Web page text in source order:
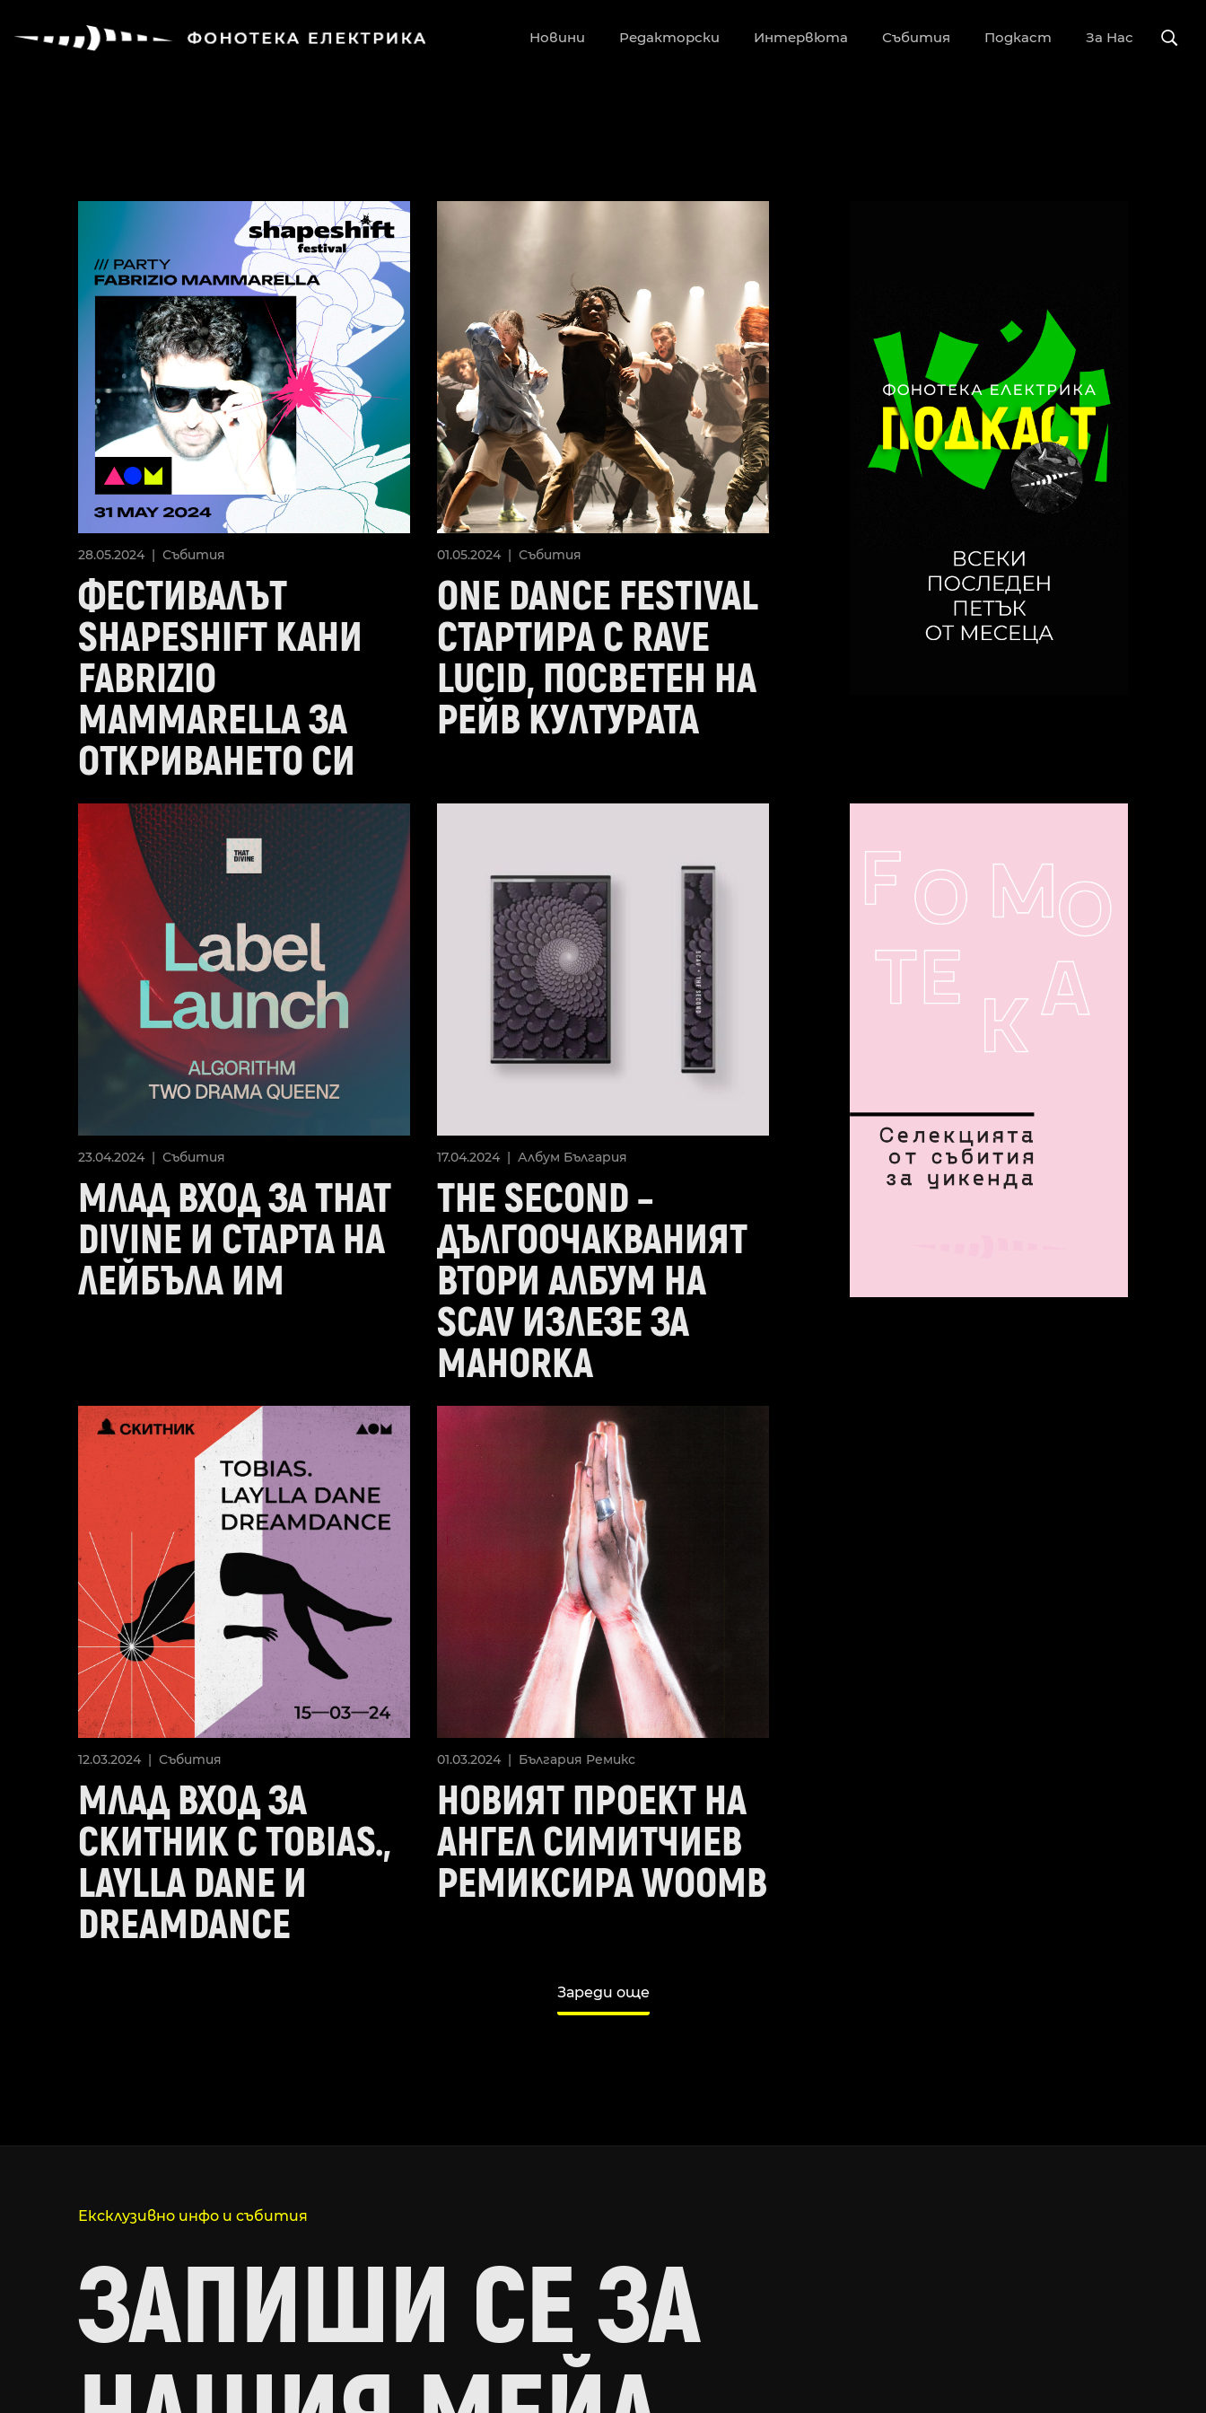
Новини Редакторски Интервюта Събития Подкаст За Нас
28.05.2024 | Събития
ФЕСТИВАЛЪТ
SHAPESHIFT КАНИ
FABRIZIO
MAMMARELLA ЗА
ОТКРИВАНЕТО СИ
01.05.2024 | Събития
ONE DANCE FESTIVAL
СТАРТИРА С RAVE
LUCID, ПОСВЕТЕН НА
РЕЙВ КУЛТУРАТА
23.04.2024 | Събития
МЛАД ВХОД ЗА THAT
DIVINE И СТАРТА НА
ЛЕЙБЪЛА ИМ
17.04.2024 | Албум България
THE SECOND –
ДЪЛГООЧАКВАНИЯТ
ВТОРИ АЛБУМ НА
SCAV ИЗЛЕЗЕ ЗА
MAHORKA
12.03.2024 | Събития
МЛАД ВХОД ЗА
СКИТНИК С TOBIAS.,
LAYLLA DANE И
DREAMDANCE
01.03.2024 | България Ремикс
НОВИЯТ ПРОЕКТ НА
АНГЕЛ СИМИТЧИЕВ
РЕМИКСИРА WOOMB
Зареди още
Ексклузивно инфо и събития
ЗАПИШИ СЕ ЗА